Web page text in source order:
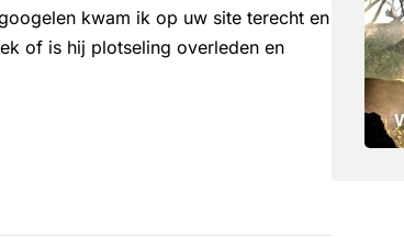
kwam ik op uw site terecht en
of is hij plotseling overleden en